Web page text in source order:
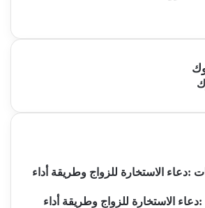
الاستخارة للزواج وطريقة أداء